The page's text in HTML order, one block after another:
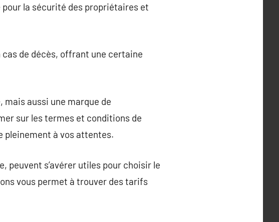
pour la sécurité des propriétaires et
cas de décès, offrant une certaine
mais aussi une marque de
sur les termes et conditions de
pleinement à vos attentes.
peuvent s’avérer utiles pour choisir le
vous permet à trouver des tarifs